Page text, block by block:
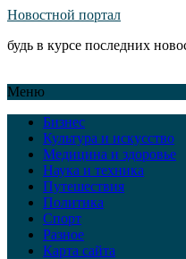
Новостной портал
будь в курсе последних
Меню
Бизнес
Культура и искусство
Медицина и здоровье
Наука и техника
Путешествия
Политика
Спорт
Разное
Карта сайта